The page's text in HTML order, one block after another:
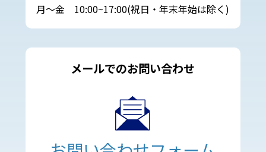
月～金 10:00~17:00(祝日・年末年始は除く)
メールでのお問い合わせ